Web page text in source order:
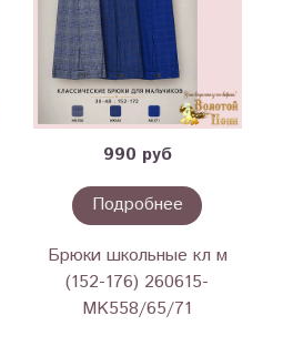
990 руб
Подробнее
Брюки школьные кл м
(152-176) 260615-
MK558/65/71